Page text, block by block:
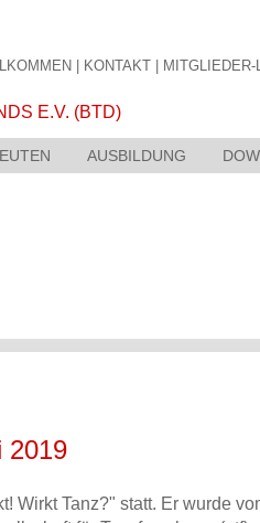
KONTAKT MITGLIEDER-
AUSBILDUNG
2019
Wirkt Tanz?" statt. Er wurde